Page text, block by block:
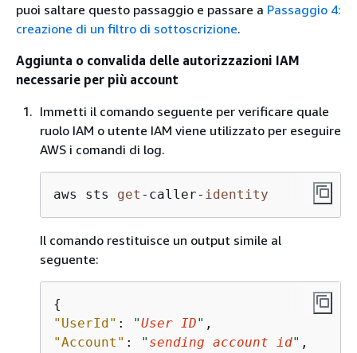
puoi saltare questo passaggio e passare a Passaggio 4:
creazione di un filtro di sottoscrizione.
Aggiunta o convalida delle autorizzazioni IAM
necessarie per più account
Immetti il comando seguente per verificare quale
ruolo IAM o utente IAM viene utilizzato per eseguire
AWS i comandi di log.
aws sts get - caller- identity
Il comando restituisce un output simile al
seguente:
{
"UserId" : "User ID"
"Account" : " sending account id"